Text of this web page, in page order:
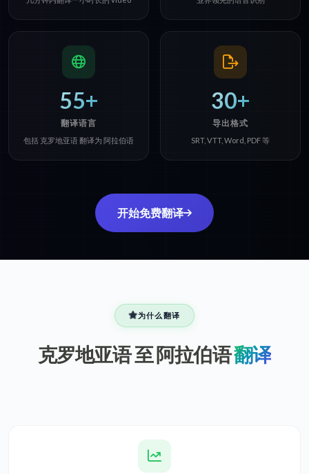
55+
翻译语言
包括 克罗地亚语 翻译为 阿拉伯语
30+
导出格式
SRT, VTT, Word, PDF 等
开始免费翻译
为什么翻译
克罗地亚语 至 阿拉伯语翻译